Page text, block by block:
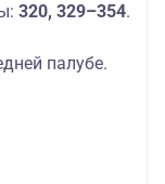
320, 329–354.
палубе.